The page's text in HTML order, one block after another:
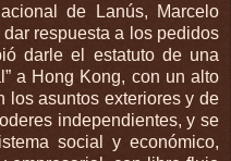
de Lanús, Marcelo
respuesta a los pedidos
darle el estatuto de una
a Hong Kong, con un alto
los asuntos exteriores y de
independientes, y se
social y económico,